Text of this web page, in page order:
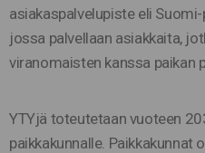
asiakaspalvelupiste eli
jossa palvellaan asiakkaita,
viranomaisten kanssa paikan
YTYjä toteutetaan vuoteen
paikkakunnalle. Paikkakunnat